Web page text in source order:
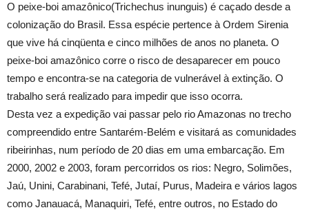
O peixe-boi amazônico(Trichechus inunguis) é caçado desde a
colonização do Brasil. Essa espécie pertence à Ordem Sirenia
que vive há cinqüenta e cinco milhões de anos no planeta. O
peixe-boi amazônico corre o risco de desaparecer em pouco
tempo e encontra-se na categoria de vulnerável à extinção. O
trabalho será realizado para impedir que isso ocorra.
Desta vez a expedição vai passar pelo rio Amazonas no trecho
compreendido entre Santarém-Belém e visitará as comunidades
ribeirinhas, num período de 20 dias em uma embarcação. Em
2000, 2002 e 2003, foram percorridos os rios: Negro, Solimões,
Jaú, Unini, Carabinani, Tefé, Jutaí, Purus, Madeira e vários lagos
como Janauacá, Manaquiri, Tefé, entre outros, no Estado do